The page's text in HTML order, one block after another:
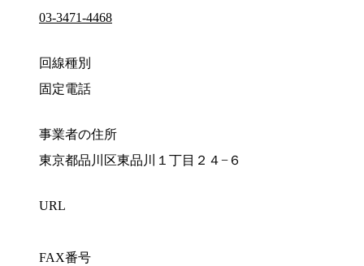
03-3471-4468
回線種別
固定電話
事業者の住所
東京都品川区東品川１丁目２４−６
URL
FAX番号